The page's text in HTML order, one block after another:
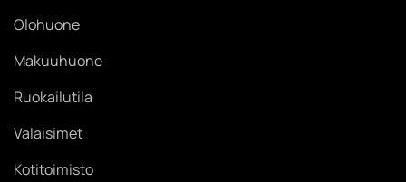
Olohuone
Makuuhuone
Ruokailutila
Valaisimet
Kotitoimisto